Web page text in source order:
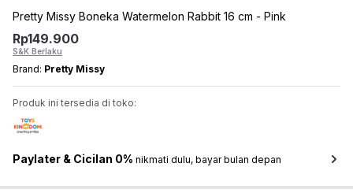
Pretty Missy Boneka Watermelon Rabbit 16 cm - Pink
Rp149.900
S&K Berlaku
Brand: Pretty Missy
Produk ini tersedia di toko:
Paylater & Cicilan 0% nikmati dulu, bayar bulan depan